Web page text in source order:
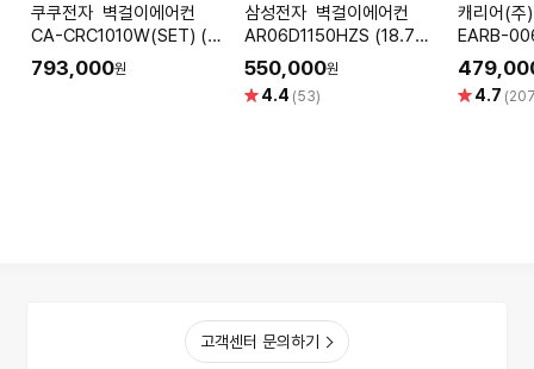
쿠쿠전자 벽걸이에어컨
CA-CRC1010W(SET) (냉
방 33.3㎡) [전국기본설치
비 포함]
793,000원
삼성전자 벽걸이에어컨
AR06D1150HZS (18.7㎡)
실외기포함 [전국기본설치비
포함]
550,000원
별 4.4 (53)
캐리어(주) 냉방 벽
EARB-
방18.7㎡
포함]
별 4.7
고객센터 문의하기